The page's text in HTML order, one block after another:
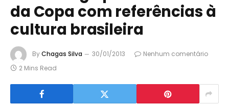
da Copa com referências à
cultura brasileira
ByChagas Silva 30/01/2013
Nenhum comentário
2 Mins Read